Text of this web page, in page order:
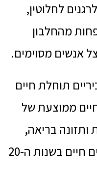
לחלוטין,
מהחלבון
אנשים מסוימים.
תוחלת חיים
ממוצעת של
ותזונה בריאה,
ידוע שכמה חתולים סיביריים חיים בשנות ה-20